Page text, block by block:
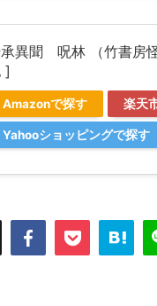
異聞 呪林 （竹書房
]
Amazonで探す 楽天
Yahooショッピングで探す